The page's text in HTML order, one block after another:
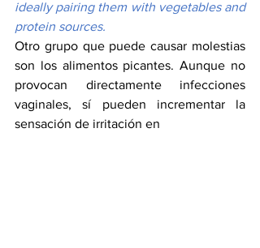
ideally pairing them with vegetables and
protein sources.
Otro grupo que puede causar molestias
son los alimentos picantes. Aunque no
provocan directamente infecciones
vaginales, sí pueden incrementar la
sensación de irritación en